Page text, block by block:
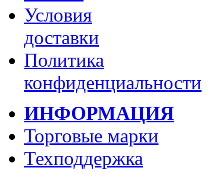
Условия
доставки
Политика
конфиденциальности
ИНФОРМАЦИЯ
Торговые марки
Техподдержка